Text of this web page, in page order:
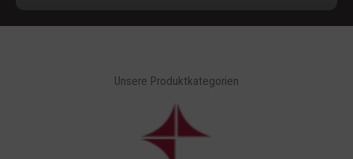
Unsere Produktkategorien